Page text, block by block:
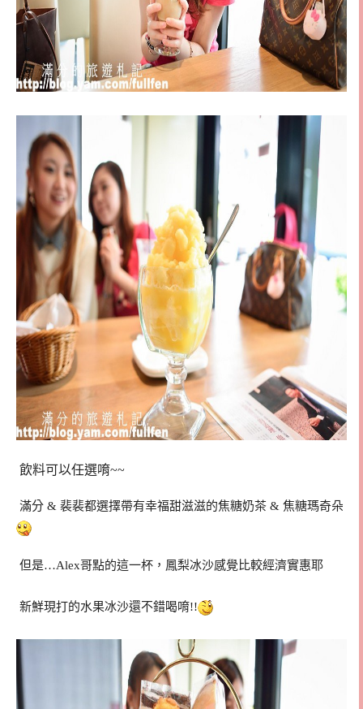
飲料可以任選唷~~
滿分 & 裴裴都選擇帶有幸福甜滋滋的焦糖奶茶 & 焦糖瑪奇朵
但是…Alex哥點的這一杯，鳳梨冰沙感覺比較經濟實惠耶
新鮮現打的水果冰沙還不錯喝唷!!